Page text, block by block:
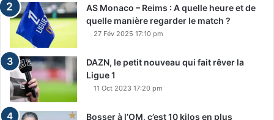
AS Monaco – Reims : A quelle heure et de
quelle manière regarder le match ?
27 Fév 2025 17:10 pm
DAZN, le petit nouveau qui fait rêver la
Ligue 1
11 Oct 2023 17:20 pm
Bosser à l’OM, c’est 10 kilos en plus